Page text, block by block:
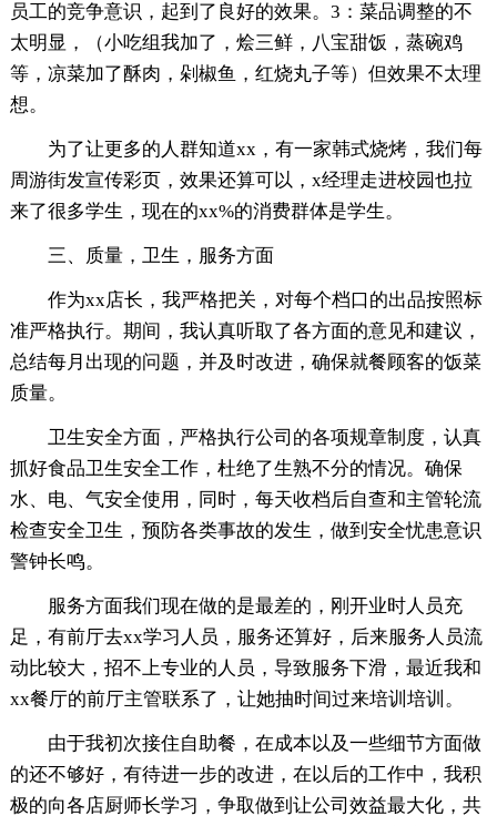
员工的竞争意识，起到了良好的效果。3：菜品调整的不
太明显，（小吃组我加了，烩三鲜，八宝甜饭，蒸碗鸡
等，凉菜加了酥肉，剁椒鱼，红烧丸子等）但效果不太理
想。
为了让更多的人群知道xx，有一家韩式烧烤，我们每
周游街发宣传彩页，效果还算可以，x经理走进校园也拉
来了很多学生，现在的xx%的消费群体是学生。
三、质量，卫生，服务方面
作为xx店长，我严格把关，对每个档口的出品按照标
准严格执行。期间，我认真听取了各方面的意见和建议，
总结每月出现的问题，并及时改进，确保就餐顾客的饭菜
质量。
卫生安全方面，严格执行公司的各项规章制度，认真
抓好食品卫生安全工作，杜绝了生熟不分的情况。确保
水、电、气安全使用，同时，每天收档后自查和主管轮流
检查安全卫生，预防各类事故的发生，做到安全忧患意识
警钟长鸣。
服务方面我们现在做的是最差的，刚开业时人员充
足，有前厅去xx学习人员，服务还算好，后来服务人员流
动比较大，招不上专业的人员，导致服务下滑，最近我和
xx餐厅的前厅主管联系了，让她抽时间过来培训培训。
由于我初次接住自助餐，在成本以及一些细节方面做
的还不够好，有待进一步的改进，在以后的工作中，我积
极的向各店厨师长学习，争取做到让公司效益最大化，共